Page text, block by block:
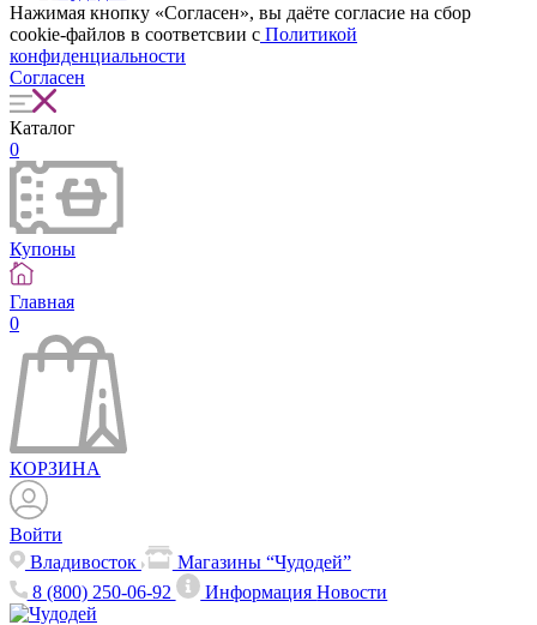
Нажимая кнопку «Согласен», вы даёте cогласие на сбор
cookie-файлов в соответсвии с Политикой
конфиденциальности
Согласен
Каталог
0
Купоны
Главная
0
КОРЗИНА
Войти
Владивосток
Магазины “Чудодей”
8 (800) 250-06-92
ИнформацияНовости